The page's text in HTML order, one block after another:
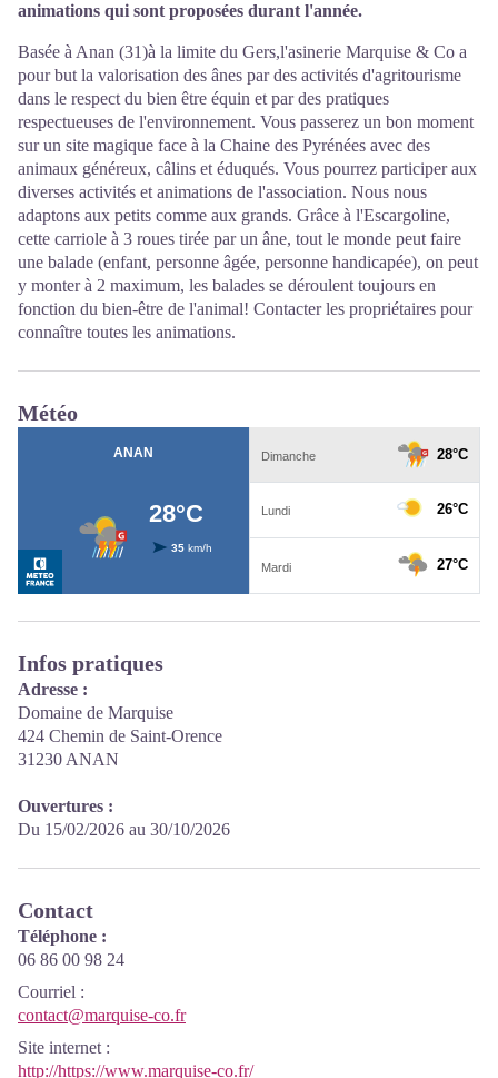
animations qui sont proposées durant l'année.
Basée à Anan (31)à la limite du Gers,l'asinerie Marquise & Co a
pour but la valorisation des ânes par des activités d'agritourisme
dans le respect du bien être équin et par des pratiques
respectueuses de l'environnement. Vous passerez un bon moment
sur un site magique face à la Chaine des Pyrénées avec des
animaux généreux, câlins et éduqués. Vous pourrez participer aux
diverses activités et animations de l'association. Nous nous
adaptons aux petits comme aux grands. Grâce à l'Escargoline,
cette carriole à 3 roues tirée par un âne, tout le monde peut faire
une balade (enfant, personne âgée, personne handicapée), on peut
y monter à 2 maximum, les balades se déroulent toujours en
fonction du bien-être de l'animal! Contacter les propriétaires pour
connaître toutes les animations.
Météo
Infos pratiques
Adresse :
Domaine de Marquise
424 Chemin de Saint-Orence
31230 ANAN
Ouvertures :
Du 15/02/2026 au 30/10/2026
Contact
Téléphone :
06 86 00 98 24
Courriel :
contact@marquise-co.fr
Site internet :
http://https://www.marquise-co.fr/